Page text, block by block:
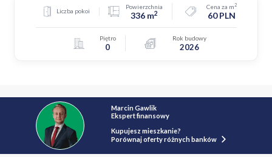
Liczba pokoi
Powierzchnia
336 m2
Cena za m2
60 PLN
Piętro
0
Rok budowy
2026
Marcin Gawlik
Ekspert finansowy
Kupujesz mieszkanie?
Porównaj oferty różnych banków